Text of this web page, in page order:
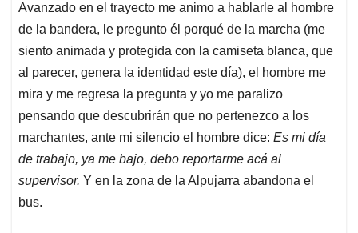
Avanzado en el trayecto me animo a hablarle al hombre
de la bandera, le pregunto él porqué de la marcha (me
siento animada y protegida con la camiseta blanca, que
al parecer, genera la identidad este día), el hombre me
mira y me regresa la pregunta y yo me paralizo
pensando que descubrirán que no pertenezco a los
marchantes, ante mi silencio el hombre dice: Es mi día
de trabajo, ya me bajo, debo reportarme acá al
supervisor. Y en la zona de la Alpujarra abandona el
bus.